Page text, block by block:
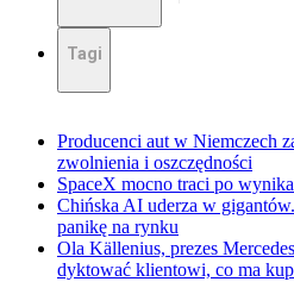
Tagi
Producenci aut w Niemczech
zwolnienia i oszczędności
SpaceX mocno traci po
Chińska AI uderza w
panikę na rynku
Ola Källenius, prezes
dyktować klientowi, co ma